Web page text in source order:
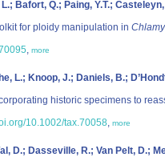
Bafort, Q.; Paing, Y.T.;
for ploidy manipulation in
, more
L.; Knoop, J.; Daniels, B.;
historic specimens to
10.1002/tax.70058, more
D.; Dasseville, R.; Van Pelt, D.;